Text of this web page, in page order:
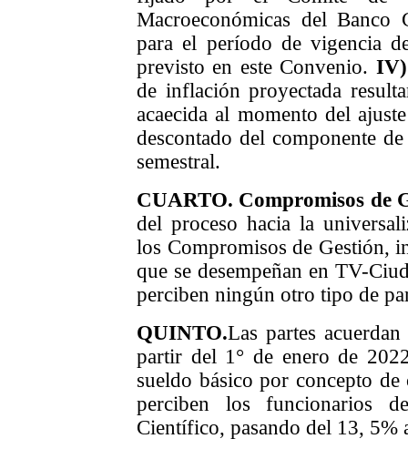
Macroeconómicas del
para el período de vigencia
previsto en este Convenio. IV)
de inflación proyectada
acaecida al momento del
descontado del componente
semestral.
CUARTO. Compromisos de
del proceso hacia la
los Compromisos de Gestión,
que se desempeñan en TV-
perciben ningún otro tipo de
QUINTO.Las partes
partir del 1° de enero de
sueldo básico por concepto
perciben los funcionarios
Científico, pasando del 13, 5%